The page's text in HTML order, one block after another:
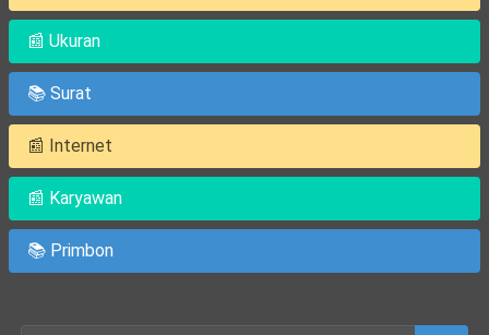
📰 Ukuran
📚 Surat
📰 Internet
📰 Karyawan
📚 Primbon